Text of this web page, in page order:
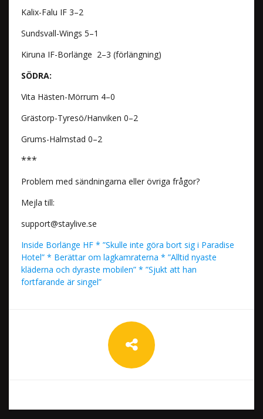
Kalix-Falu IF 3–2
Sundsvall-Wings 5–1
Kiruna IF-Borlänge 2–3 (förlängning)
SÖDRA:
Vita Hästen-Mörrum 4–0
Grästorp-Tyresö/Hanviken 0–2
Grums-Halmstad 0–2
***
Problem med sändningarna eller övriga frågor?
Mejla till:
support@staylive.se
Inside Borlänge HF * ”Skulle inte göra bort sig i Paradise
Hotel” * Berättar om lagkamraterna * ”Alltid nyaste
kläderna och dyraste mobilen” * ”Sjukt att han
fortfarande är singel”